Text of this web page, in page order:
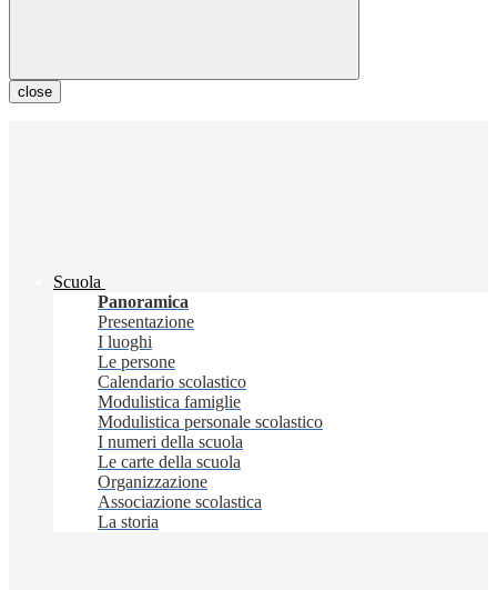
close
Scuola
Panoramica
Presentazione
I luoghi
Le persone
Calendario scolastico
Modulistica famiglie
Modulistica personale scolastico
I numeri della scuola
Le carte della scuola
Organizzazione
Associazione scolastica
La storia